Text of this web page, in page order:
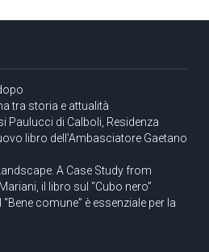
tra storia e attualità
Paulucci di Calboli, Residenza
libro dell’Ambasciatore Gaetano
A Case Study from
il libro sul “Cubo nero”
comune” è essenziale per la